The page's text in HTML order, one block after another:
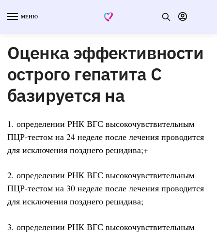
МЕНЮ
Оценка эффективности
острого гепатита С
базируется на
1. определении РНК ВГС высокочувствительным
ПЦР-тестом на 24 неделе после лечения проводится
для исключения позднего рецидива;+
2. определении РНК ВГС высокочувствительным
ПЦР-тестом на 30 неделе после лечения проводится
для исключения позднего рецидива;
3. определении РНК ВГС высокочувствительным